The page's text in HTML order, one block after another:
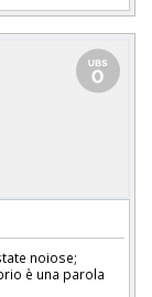
noiose;
è una parola